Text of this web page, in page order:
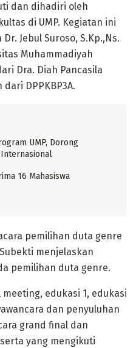
dan dihadiri oleh
di UMP. Kegiatan ini
Jebul Suroso, S.Kp.,Ns.
Muhammadiyah
Dra. Diah Pancasila
DPPKBP3A.
UMP, Dorong
Internasional
16 Mahasiswa
pemilihan duta genre
menjelaskan
pemilihan duta genre.
edukasi 1, edukasi
dan penyuluhan
grand final dan
yang mengikuti